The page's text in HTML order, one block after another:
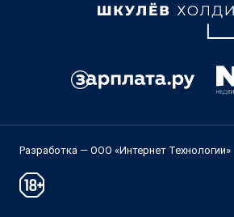
Разработка — ООО «Интернет Технологии»